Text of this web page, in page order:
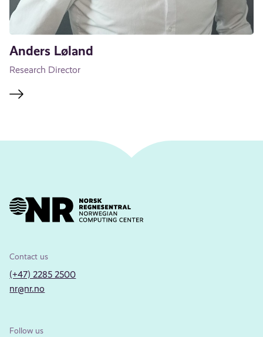
Anders Løland
Research Director
Contact us
(+47) 2285 2500
nr@nr.no
Follow us